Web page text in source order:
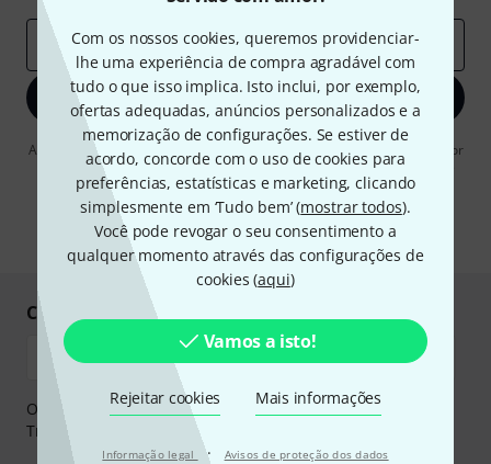
Com os nossos cookies, queremos providenciar-
lhe uma experiência de compra agradável com
tudo o que isso implica. Isto inclui, por exemplo,
ofertas adequadas, anúncios personalizados e a
memorização de configurações. Se estiver de
acordo, concorde com o uso de cookies para
preferências, estatísticas e marketing, clicando
simplesmente em ‘Tudo bem’ (mostrar todos).
Você pode revogar o seu consentimento a
qualquer momento através das configurações de
cookies (aqui)
Vamos a isto!
Rejeitar cookies Mais informações
Informação legal · Avisos de proteção dos dados
Endereço de e-mail*
Inscreva-se agora
Ao clicar em "Inscreva-se agora", concordo em receber publicidade por
e-mail. Posso cancelar a assinatura a qualquer momento. Você pode
encontrar mais informações sobre a newsletter na nossadiretriz de
proteção de dados.
* Requeridos
Compre e pague em segurança
O pagamento pode ser feito de forma segura através de
Transferência bancária, PayPal ou Cartão de crédito.